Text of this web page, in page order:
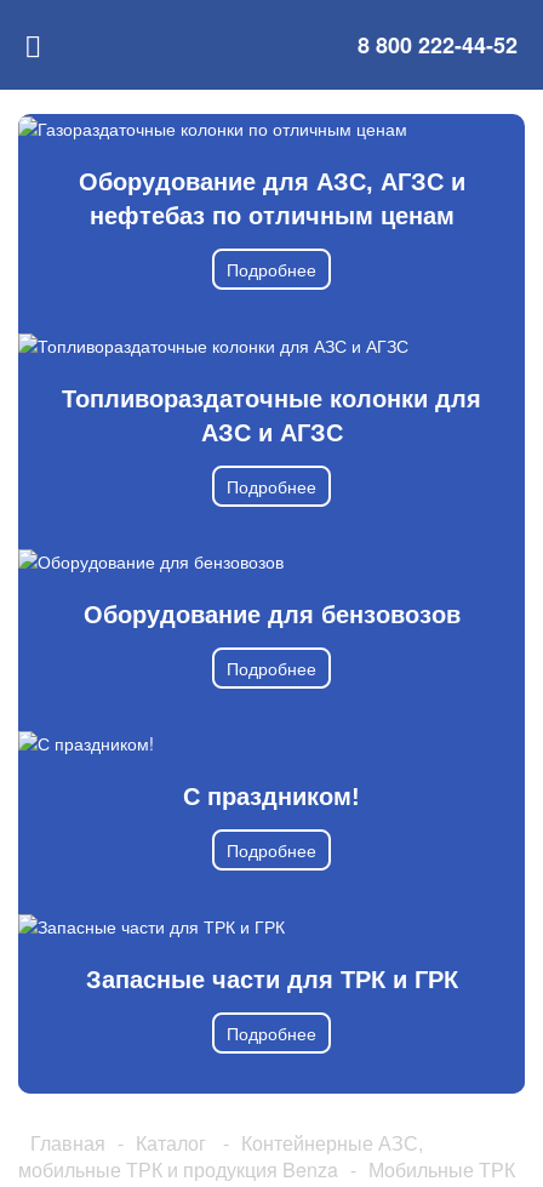
8 800 222-44-52
Оборудование для АЗС, АГЗС и
нефтебаз по отличным ценам
Подробнее
Топливораздаточные колонки для
АЗС и АГЗС
Подробнее
Оборудование для бензовозов
Подробнее
С праздником!
Подробнее
Запасные части для ТРК и ГРК
Подробнее
Главная - Каталог - Контейнерные АЗС,
мобильные ТРК и продукция Benza - Мобильные ТРК